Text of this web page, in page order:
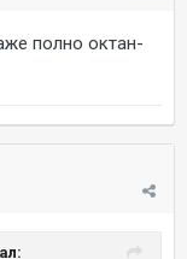
полно октан-